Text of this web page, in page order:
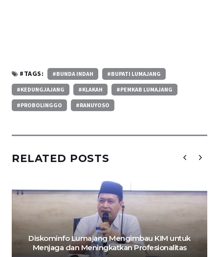
#TAGS: #BUNDA INDAH #BUPATI LUMAJANG
#KEDUNGJAJANG #KLAKAH #PEMKAB LUMAJANG
#PROBOLINGGO #RANUYOSO
RELATED POSTS
Diskominfo Lumajang Mengimbau KIM untuk
Menjaga dan Meningkatkan Profesionalitas